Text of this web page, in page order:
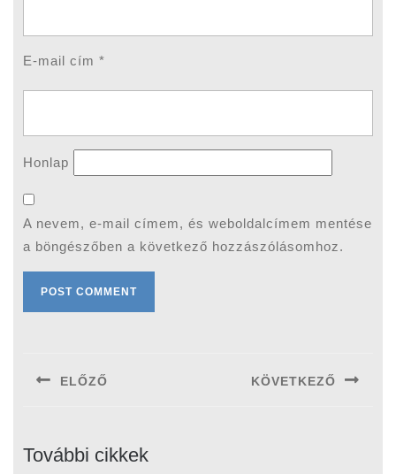
E-mail cím*
Honlap
A nevem, e-mail címem, és weboldalcímem mentése
a böngészőben a következő hozzászólásomhoz.
ELŐZŐ KÖVETKEZŐ
További cikkek